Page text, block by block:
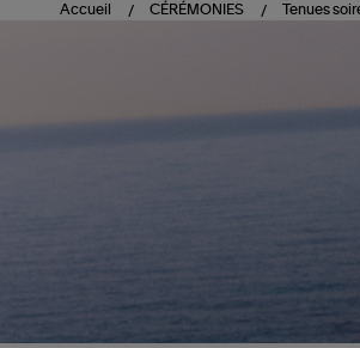
Accueil CÉRÉMONIES Tenues